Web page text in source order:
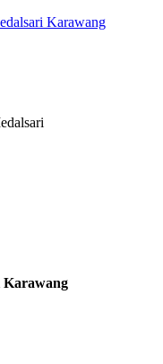
Karawang
Karawang